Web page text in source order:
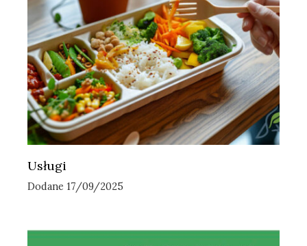
Usługi
Dodane 17/09/2025